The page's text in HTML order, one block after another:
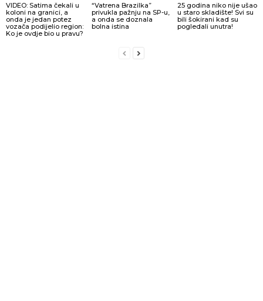
VIDEO: Satima čekali u
koloni na granici, a
onda je jedan potez
vozača podijelio region:
Ko je ovdje bio u pravu?
“Vatrena Brazilka”
privukla pažnju na SP-u,
a onda se doznala
bolna istina
25 godina niko nije ušao
u staro skladište! Svi su
bili šokirani kad su
pogledali unutra!